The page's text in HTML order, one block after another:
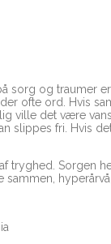
og traumer
ofte ord. Hvis
ville det være
fri. Hvis
Sorgen